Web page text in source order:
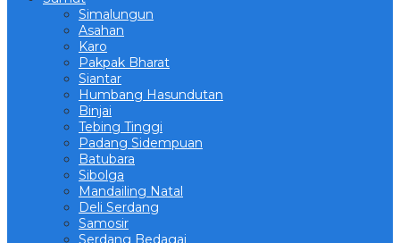
Simalungun
Asahan
Karo
Pakpak Bharat
Siantar
Humbang Hasundutan
Binjai
Tebing Tinggi
Padang Sidempuan
Batubara
Sibolga
Mandailing Natal
Deli Serdang
Samosir
Serdang Bedagai